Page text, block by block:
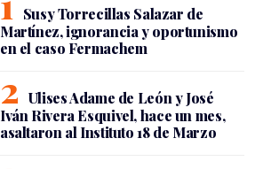
Susy Torrecillas Salazar de
Martínez, ignorancia y oportunismo
en el caso Fermachem
Ulises Adame de León y José
Iván Rivera Esquivel, hace un mes,
asaltaron al Instituto 18 de Marzo